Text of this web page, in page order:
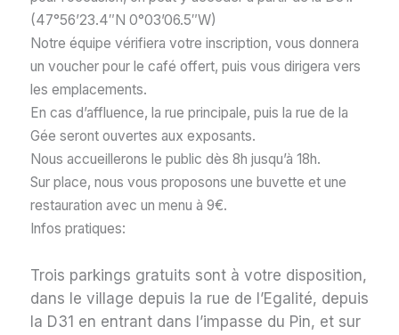
(47°56’23.4″N 0°03’06.5″W)
Notre équipe vérifiera votre inscription, vous donnera
un voucher pour le café offert, puis vous dirigera vers
les emplacements.
En cas d’affluence, la rue principale, puis la rue de la
Gée seront ouvertes aux exposants.
Nous accueillerons le public dès 8h jusqu’à 18h.
Sur place, nous vous proposons une buvette et une
restauration avec un menu à 9€.
Infos pratiques:
Trois parkings gratuits sont à votre disposition,
dans le village depuis la rue de l’Egalité, depuis
la D31 en entrant dans l’impasse du Pin, et sur